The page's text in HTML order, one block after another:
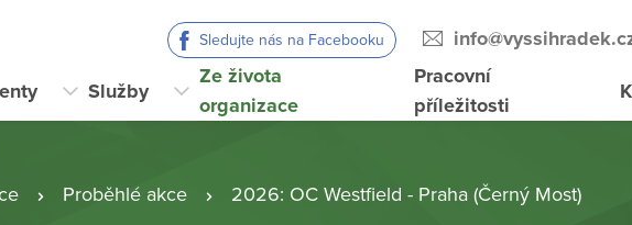
Sledujte nás na Facebooku
Služby
Ze života
organizace
Pracovní
příležitosti
Proběhlé akce 2026: OC Westfield - Praha (Černý Most)